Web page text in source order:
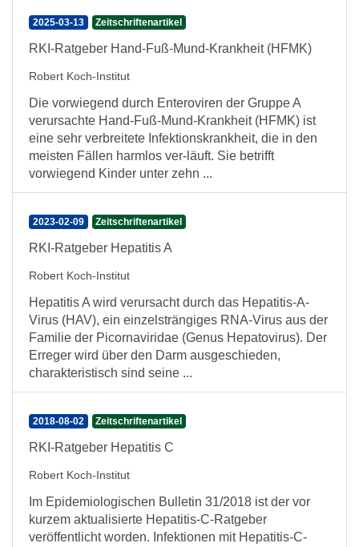
2025-03-13 Zeitschriftenartikel
RKI-Ratgeber Hand-Fuß-Mund-Krankheit (HFMK)
Robert Koch-Institut
Die vorwiegend durch Enteroviren der Gruppe A
verursachte Hand-Fuß-Mund-Krankheit (HFMK) ist
eine sehr verbreitete Infektionskrankheit, die in den
meisten Fällen harmlos ver-läuft. Sie betrifft
vorwiegend Kinder unter zehn ...
2023-02-09 Zeitschriftenartikel
RKI-Ratgeber Hepatitis A
Robert Koch-Institut
Hepatitis A wird verursacht durch das Hepatitis-A-
Virus (HAV), ein einzelsträngiges RNA-Virus aus der
Familie der Picornaviridae (Genus Hepatovirus). Der
Erreger wird über den Darm ausgeschieden,
charakteristisch sind seine ...
2018-08-02 Zeitschriftenartikel
RKI-Ratgeber Hepatitis C
Robert Koch-Institut
Im Epidemiologischen Bulletin 31/2018 ist der vor
kurzem aktualisierte Hepatitis-C-Ratgeber
veröffentlicht worden. Infektionen mit Hepatitis-C-